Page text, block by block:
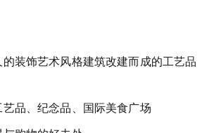
的装饰艺术风格建筑改建而成的工艺品
品、纪念品、国际美食广场